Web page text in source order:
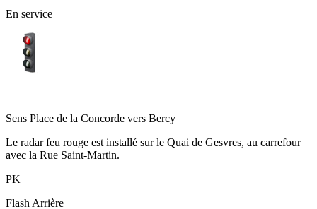
En service
Sens Place de la Concorde vers Bercy
Le radar feu rouge est installé sur le Quai de Gesvres, au carrefour
avec la Rue Saint-Martin.
PK
Flash Arrière